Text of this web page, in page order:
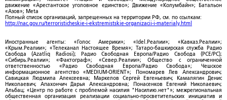
движение «Арестантское уголовное единство»; Движение «Колумбайн»; Батальон
«Азов»; Meta
Полный список организаций, запрещенных на территории РФ, см. по ссылкам:
http://nac.gov.ru/terroristicheskie-i-ekstremistskie-organizacii-i-materialy.html
Иностранные агенты: «Голос Америки»; «Idel.Реалии»; «Кавказ.Реалии»;
«Крым.Реалии»; «Телеканал Настоящее Время»; Татаро-башкирская служба Радио
Свобода (Azatliq Radiosi); Радио Свободная Европа/Радио Свобода (PCE/PC);
«Сибирь.Реалии»; «Фактограф»; «Север.Реалии»; Общество с ограниченной
ответственностью «Радио Свободная Европа/Радио Свобода»; Чешское
информационное агентство «MEDIUM-ORIENT»; Пономарев Лев Александрович;
Савицкая Людмила Алексеевна; Маркелов Сергей Евгеньевич; Камалягин Денис
Николаевич; Апахончич Дарья Александровна; Понасенков Евгений Николаевич;
Альбац; «Центр по работе с проблемой насилия "Насилию.нет"»; межрегиональная
общественная организация реализации социально-просветительских инициатив и